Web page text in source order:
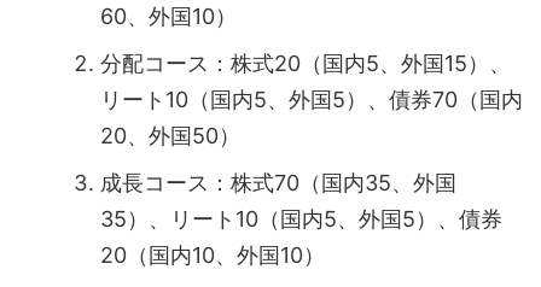
60、外国10）
分配コース：株式20（国内5、外国15）、
リート10（国内5、外国5）、債券70（国内
20、外国50）
成長コース：株式70（国内35、外国
35）、リート10（国内5、外国5）、債券
20（国内10、外国10）